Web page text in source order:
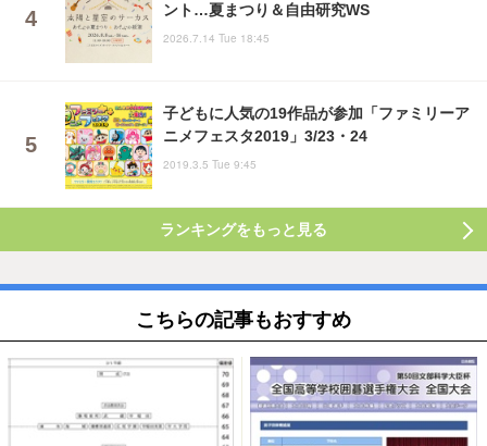
ント…夏まつり＆自由研究WS
2026.7.14 Tue 18:45
子どもに人気の19作品が参加「ファミリーア
ニメフェスタ2019」3/23・24
2019.3.5 Tue 9:45
ランキングをもっと見る
こちらの記事もおすすめ